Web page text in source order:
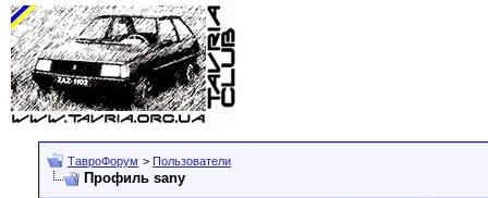
ТавроФорум > Пользователи
Профиль sany